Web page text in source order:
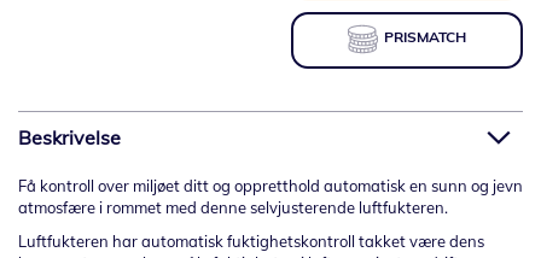
PRISMATCH
Beskrivelse
Få kontroll over miljøet ditt og oppretthold automatisk en sunn og jevn
atmosfære i rommet med denne selvjusterende luftfukteren.
Luftfukteren har automatisk fuktighetskontroll takket være dens